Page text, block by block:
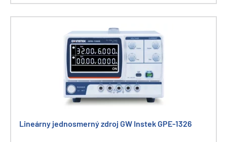
Lineárny jednosmerný zdroj GW Instek GPE-1326